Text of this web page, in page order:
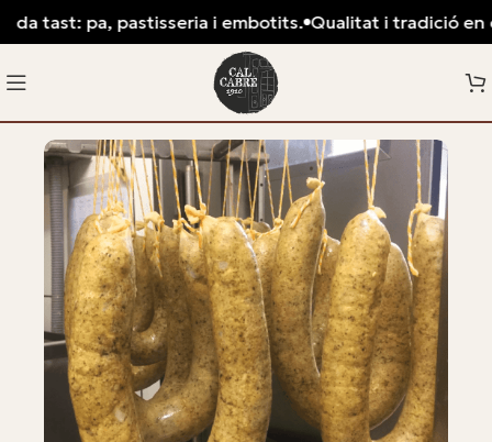
tast: pa, pastisseria i embotits. Qualitat i tradició en